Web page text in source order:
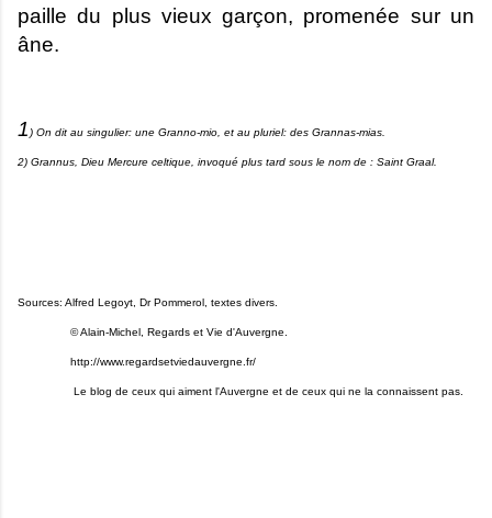
paille du plus vieux garçon, promenée sur un
âne.
1 ) On dit au singulier: une Granno-mio, et au pluriel: des Grannas-mias.
2) Grannus, Dieu Mercure celtique, invoqué plus tard sous le nom de : Saint Graal.
Sources: Alfred Legoyt, Dr Pommerol, textes divers.
© Alain-Michel, Regards et Vie d'Auvergne.
http://www.regardsetviedauvergne.fr/
Le blog de ceux qui aiment l'Auvergne et de ceux qui ne la connaissent pas.